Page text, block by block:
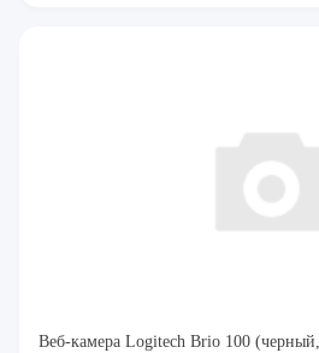
Веб-камера Logitech Brio 100